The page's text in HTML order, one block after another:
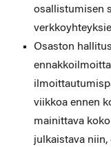
osallistumisen
Osaston
viikkoa ennen
mainittava
julkaistava niin,